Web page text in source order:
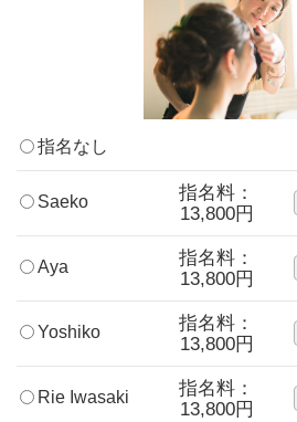
指名なし
Saeko
指名料：
13,800円
Aya
指名料：
13,800円
Yoshiko
指名料：
13,800円
Rie Iwasaki
指名料：
13,800円